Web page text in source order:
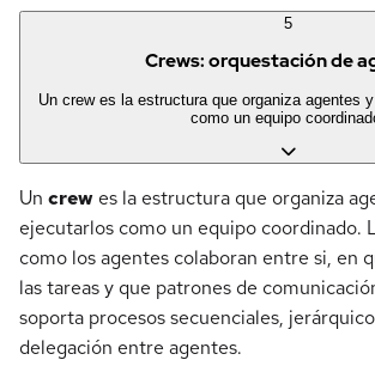
5
Crews: orquestación de
Un crew es la estructura que organiza agentes
como un equipo
Un crew es la estructura que organiza
ejecutarlos como un equipo coordinado.
como los agentes colaboran entre si, en
las tareas y que patrones de
soporta procesos secuenciales,
delegación entre agentes.